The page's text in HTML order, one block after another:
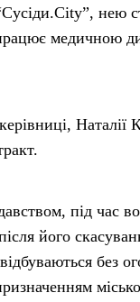
нею
медичною
Наталії
під час
його
без